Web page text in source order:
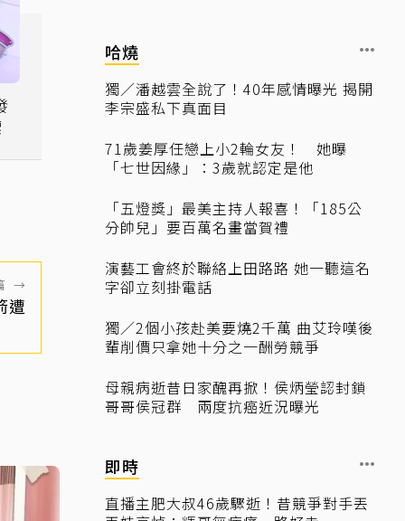
→
遭
哈燒
獨／潘越雲全說了！40年感情曝光 揭開
李宗盛私下真面目
71歲姜厚任戀上小2輪女友！ 她曝
「七世因緣」：3歲就認定是他
「五燈獎」最美主持人報喜！「185公
分帥兒」要百萬名畫當賀禮
演藝工會終於聯絡上田路路 她一聽這名
字卻立刻掛電話
獨／2個小孩赴美要燒2千萬 曲艾玲嘆後
輩削價只拿她十分之一酬勞競爭
母親病逝昔日家醜再掀！侯炳瑩認封鎖
哥哥侯冠群 兩度抗癌近況曝光
即時
直播主肥大叔46歲驟逝！昔競爭對手丟